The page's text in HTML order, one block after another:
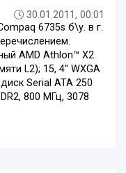
30.01.2011, 00:01
6735s б\у. в г.
AMD Athlon™ X2
L2); 15, 4" WXGA
Serial ATA 250
800 МГц, 3078